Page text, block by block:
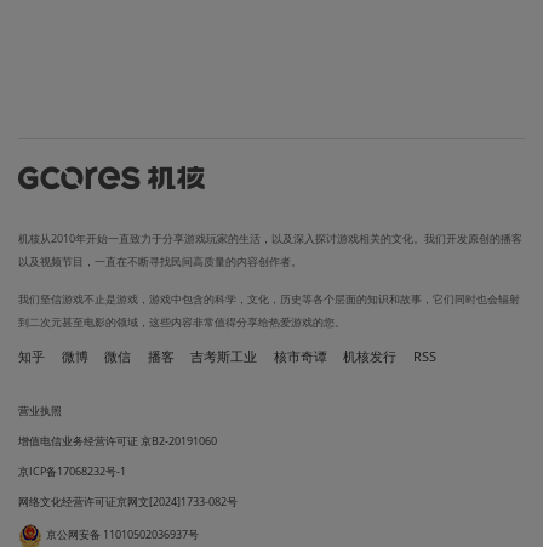
机核从2010年开始一直致力于分享游戏玩家的生活，以及深入探讨游戏相关的文化。我们开发原创的播客
以及视频节目，一直在不断寻找民间高质量的内容创作者。
我们坚信游戏不止是游戏，游戏中包含的科学，文化，历史等各个层面的知识和故事，它们同时也会辐射
到二次元甚至电影的领域，这些内容非常值得分享给热爱游戏的您。
知乎 微博 微信 播客 吉考斯工业 核市奇谭 机核发行 RSS
营业执照
增值电信业务经营许可证 京B2-20191060
京ICP备17068232号-1
网络文化经营许可证京网文[2024]1733-082号
京公网安备 11010502036937号